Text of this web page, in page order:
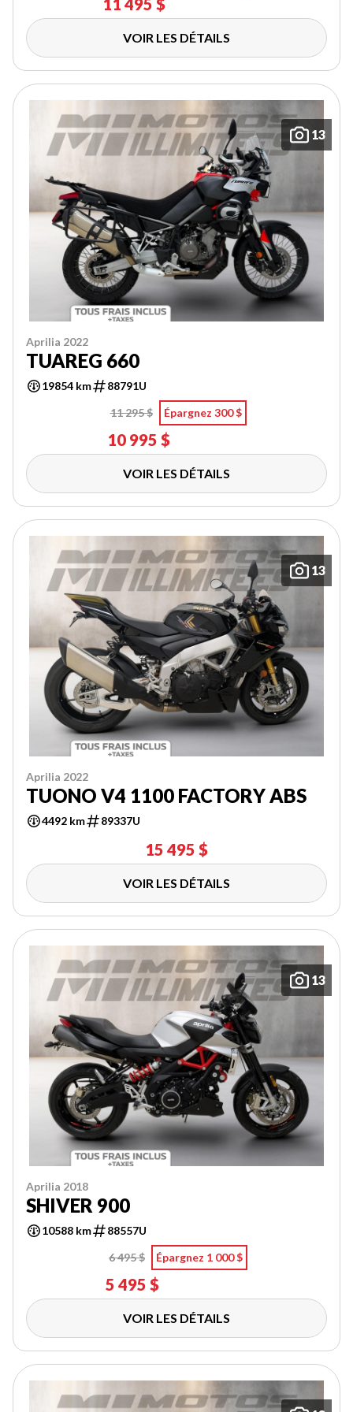
11 495 $
VOIR LES DÉTAILS
13
Aprilia 2022
TUAREG 660
19854 km
88791U
11 295 $
Épargnez 300 $
10 995 $
VOIR LES DÉTAILS
13
Aprilia 2022
TUONO V4 1100 FACTORY ABS
4492 km 89337U
15 495 $
VOIR LES DÉTAILS
13
Aprilia 2018
SHIVER 900
10588 km
88557U
6 495 $
Épargnez 1 000 $
5 495 $
VOIR LES DÉTAILS